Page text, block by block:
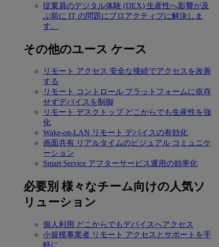
従業員のデジタル体験 (DEX) 生産性へ影響が及
ぶ前に IT の問題にプロアクティブに解決しま
す。
その他のユース ケース
リモート アクセス 安全な接続でアクセスを改善
する
リモート コントロール プラットフォームに依存
せずデバイスを制御
リモート デスクトップ どこからでも生産性を強
化
Wake-on-LAN リモート デバイスの有効化
画面共有 リアルタイムのビジュアル コミュニケ
ーション
Smart Service アフターサービス運用の効率化
必要別 様々なチーム向けの人気ソ
リューション
個人利用 どこからでもデバイスへアクセス
小規模事業者 リモート アクセスとサポートを手
軽に